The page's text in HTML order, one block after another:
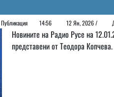
Публикация 14:56 12 Ян, 2026 /
Новините на Радио Русе на
представени от Теодора Копчева.